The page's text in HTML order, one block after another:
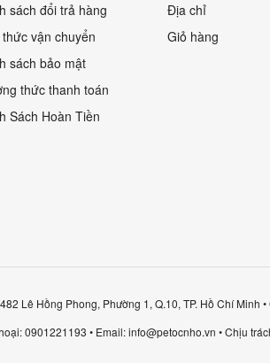
sách đổi trả hàng
vận chuyển
sách bảo mật
thức thanh toán
Sách Hoàn Tiền
Địa chỉ
Giỏ hàng
Lê Hồng Phong, Phường 1, Q.10, TP. Hồ Chí
0901221193 • Email: info@petocnho.vn • Chịu